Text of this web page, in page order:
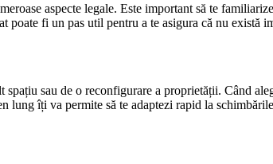
aspecte legale. Este important să te
fi un pas util pentru a te asigura că nu există
spațiu sau de o reconfigurare a proprietății. Când
lung îți va permite să te adaptezi rapid la